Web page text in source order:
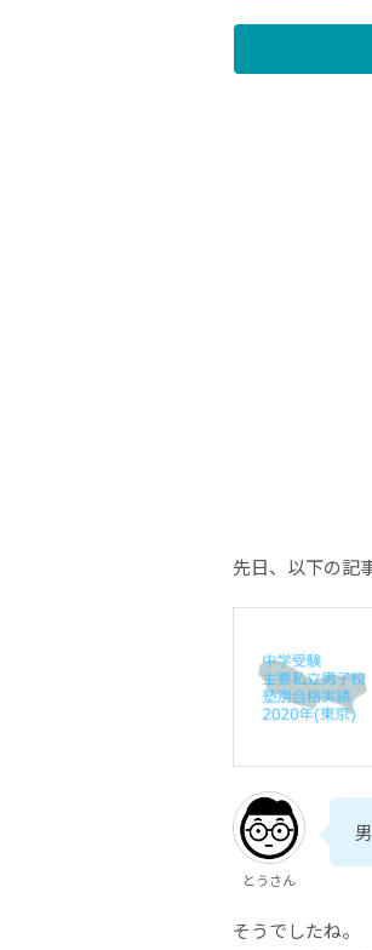
先日、以下の記
とうさん
そうでしたね。